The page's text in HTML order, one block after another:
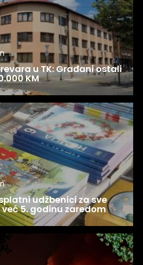
u TK: Građani ostali
KM
udžbenici za sve
već 5. godinu zaredom